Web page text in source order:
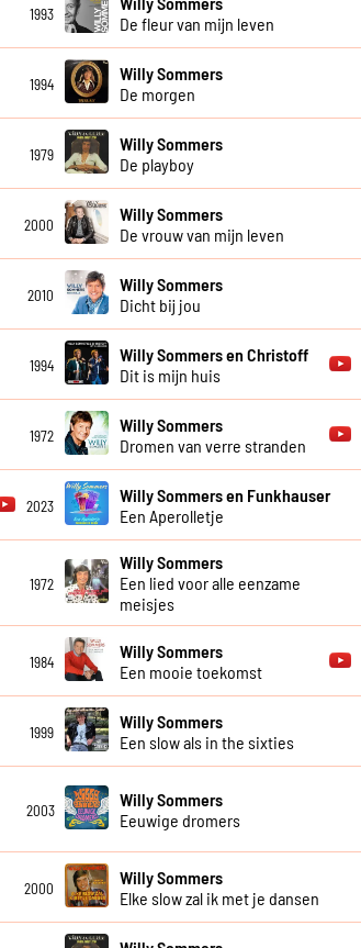
1993
De fleur van mijn leven
1994
Willy Sommers
De morgen
1979
Willy Sommers
De playboy
2000
Willy Sommers
De vrouw van mijn leven
2010
Willy Sommers
Dicht bij jou
1994
Willy Sommers en Christoff
Dit is mijn huis
1972
Willy Sommers
Dromen van verre stranden
2023
Willy Sommers en Funkhauser
Een Aperolletje
1972
Willy Sommers
Een lied voor alle eenzame
meisjes
1984
Willy Sommers
Een mooie toekomst
1999
Willy Sommers
Een slow als in the sixties
2003
Willy Sommers
Eeuwige dromers
2000
Willy Sommers
Elke slow zal ik met je dansen